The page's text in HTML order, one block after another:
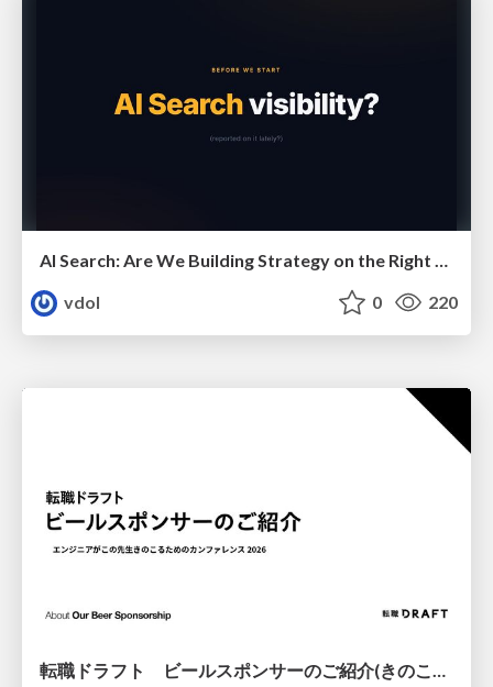
AI Search: Are We Building Strategy on the Right Foundations?
vdol
0 220